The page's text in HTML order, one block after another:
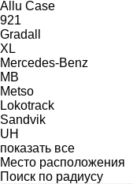
Allu Case
921
Gradall
XL
Mercedes-Benz
MB
Metso
Lokotrack
Sandvik
UH
показать все
Место расположения
Поиск по радиусу